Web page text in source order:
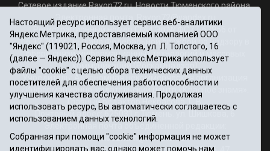
Сетевое издание Rayon72.ru. Новости Тюменского района.
Rayon72@yandex.ru
Регистрационный номер СМИ Эл № ФС77-67956 от
06.12.2016г., выдано Федеральной службой по надзору в
сфере связи, информационных технологий и массовых
коммуникаций (Роскомнадзор)
Учредитель: Автономная некоммерческая организация
«Информационно-издательский центр «Красное знамя».
Главный редактор Некрасова Т. В.
Почтовый адрес: 625031 г.Тюмень. ул. Шишкова, 6
Электронная почта объединенной редакции:
krasnoeznam@rambler.ru
Настоящий ресурс использует сервис веб-аналитики
Яндекс.Метрика, предоставляемый компанией ООО
"Яндекс" (119021, Россия, Москва, ул. Л. Толстого, 16
(далее — Яндекс)). Сервис Яндекс.Метрика использует
файлы "cookie" с целью сбора технических данных
посетителей для обеспечения работоспособности и
улучшения качества обслуживания. Продолжая
использовать ресурс, Вы автоматически соглашаетесь с
использованием данных технологий.
Собранная при помощи "cookie" информация не может
идентифицировать вас, однако может помочь нам